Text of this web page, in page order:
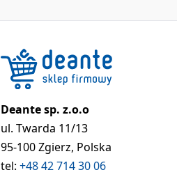
Deante sp. z.o.o
ul. Twarda 11/13
95-100 Zgierz, Polska
tel:+48 42 714 30 06